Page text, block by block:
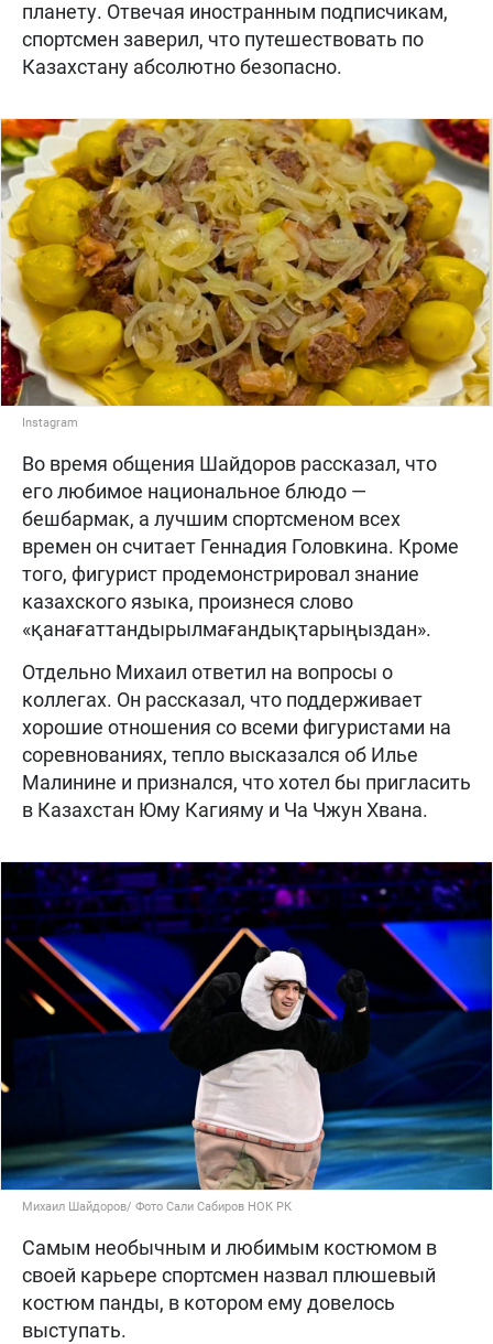
планету. Отвечая иностранным подписчикам,
спортсмен заверил, что путешествовать по
Казахстану абсолютно безопасно.
Instagram
Во время общения Шайдоров рассказал, что
его любимое национальное блюдо —
бешбармак, а лучшим спортсменом всех
времен он считает Геннадия Головкина. Кроме
того, фигурист продемонстрировал знание
казахского языка, произнеся слово
«қанағаттандырылмағандықтарыңыздан».
Отдельно Михаил ответил на вопросы о
коллегах. Он рассказал, что поддерживает
хорошие отношения со всеми фигуристами на
соревнованиях, тепло высказался об Илье
Малинине и признался, что хотел бы пригласить
в Казахстан Юму Кагияму и Ча Чжун Хвана.
Михаил Шайдоров/ Фото Сали Сабиров НОК РК
Самым необычным и любимым костюмом в
своей карьере спортсмен назвал плюшевый
костюм панды, в котором ему довелось
выступать.